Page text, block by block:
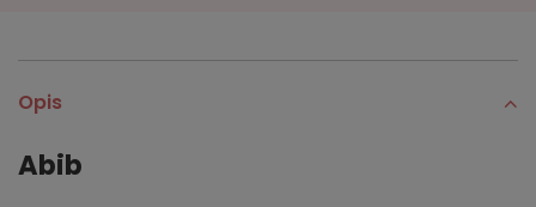
Opis
Abib